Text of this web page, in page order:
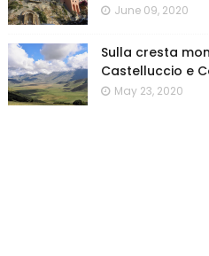
June 09, 2020
Sulla cresta
Castelluccio e
May 23, 2020